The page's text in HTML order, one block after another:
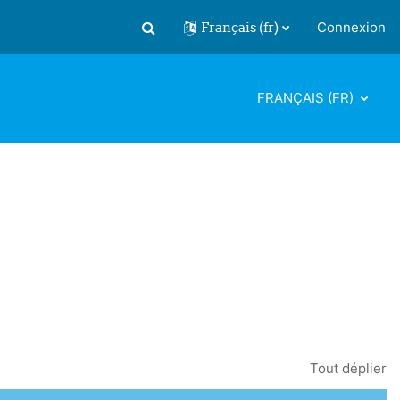
Activer/désactiver la saisie de
Français ‎(fr)‎ Connexion
FRANÇAIS ‎(FR)‎
Tout déplier